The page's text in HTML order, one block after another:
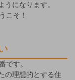
になります。
こそ！
です。
の理想的とする住